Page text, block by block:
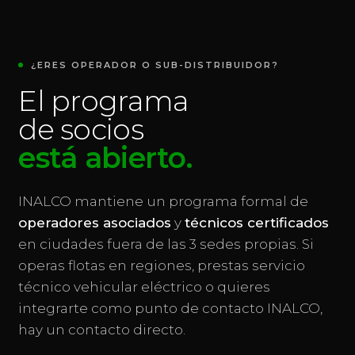
¿ERES OPERADOR O SUB-DISTRIBUIDOR?
El programa
de socios
está abierto.
INALCO mantiene un programa formal de
operadores asociados ytécnicos certificados
en ciudades fuera de las 3 sedes propias. Si
operas flotas en regiones, prestas servicio
técnico vehicular eléctrico o quieres
integrarte como punto de contacto INALCO,
hay un contacto directo.